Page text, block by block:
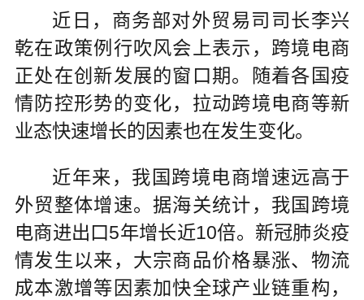
近日，商务部对外贸易司司长李兴
乾在政策例行吹风会上表示，跨境电商
正处在创新发展的窗口期。随着各国疫
情防控形势的变化，拉动跨境电商等新
业态快速增长的因素也在发生变化。
近年来，我国跨境电商增速远高于
外贸整体增速。据海关统计，我国跨境
电商进出口5年增长近10倍。新冠肺炎疫
情发生以来，大宗商品价格暴涨、物流
成本激增等因素加快全球产业链重构，